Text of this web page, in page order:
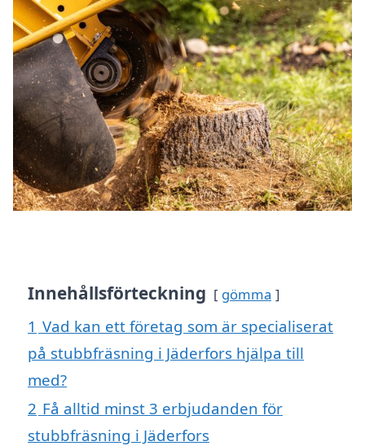
Innehållsförteckning gömma
1 Vad kan ett företag som är specialiserat
på stubbfräsning i Jäderfors hjälpa till
med?
2 Få alltid minst 3 erbjudanden för
stubbfräsning i Jäderfors